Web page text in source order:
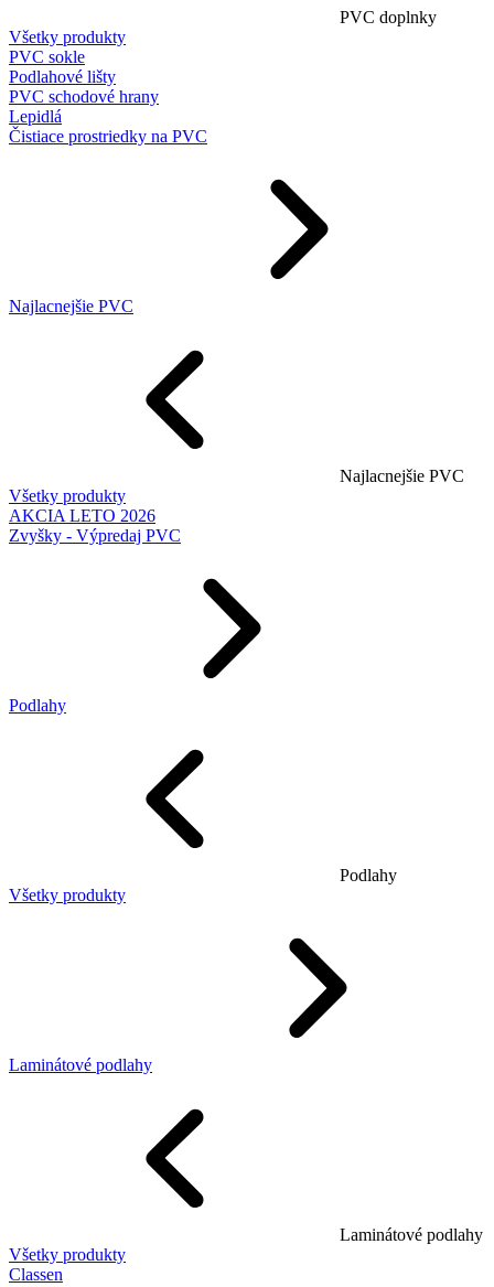
PVC doplnky
Všetky produkty
PVC sokle
Podlahové lišty
PVC schodové hrany
Lepidlá
Čistiace prostriedky na PVC
Najlacnejšie PVC
Najlacnejšie PVC
Všetky produkty
AKCIA LETO 2026
Zvyšky - Výpredaj PVC
Podlahy
Podlahy
Všetky produkty
Laminátové podlahy
Laminátové podlahy
Všetky produkty
Classen